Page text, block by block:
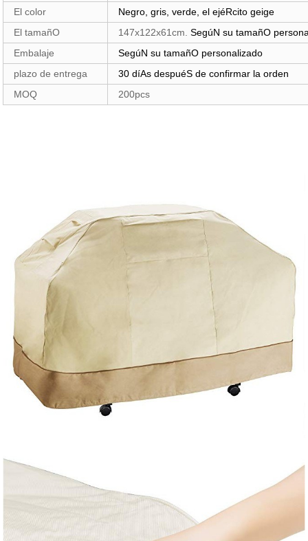
El color
Negro, gris, verde, el ejéRcito geige
El tamañO
147x122x61cm.SegúN su tamañO
Embalaje
SegúN su tamañO personalizado
plazo de entrega
30 díAs despuéS de confirmar la orden
MOQ
200pcs